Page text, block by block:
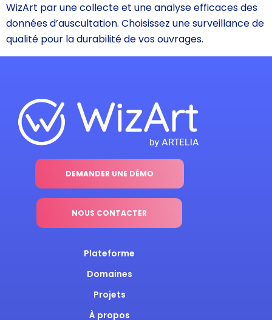
WizArt par une collecte et une analyse efficaces des
données d’auscultation. Choisissez une surveillance de
qualité pour la durabilité de vos ouvrages.
DEMANDER UNE DÉMO
NOUS CONTACTER
Plateforme
Domaines
Projets
À propos